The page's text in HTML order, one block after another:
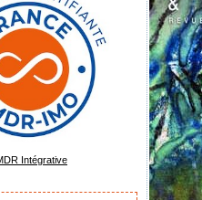
Intégrative